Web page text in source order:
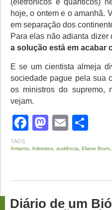
hoje, o ontem e o amanhã.
em separação dos
Para elas não adianta
a solução está em acabar
E se um cientista almeja
sociedade pague pela sua
os ministros do supremo,
vejam.
Facebook
Mastodon
Email
TAGS
Amianto Asbestos audiência Eliane Brum
Diário de um